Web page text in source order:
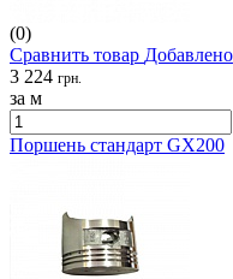
(0)
Сравнить товар Добавлено
3 224 грн.
за м
Поршень стандарт GX200